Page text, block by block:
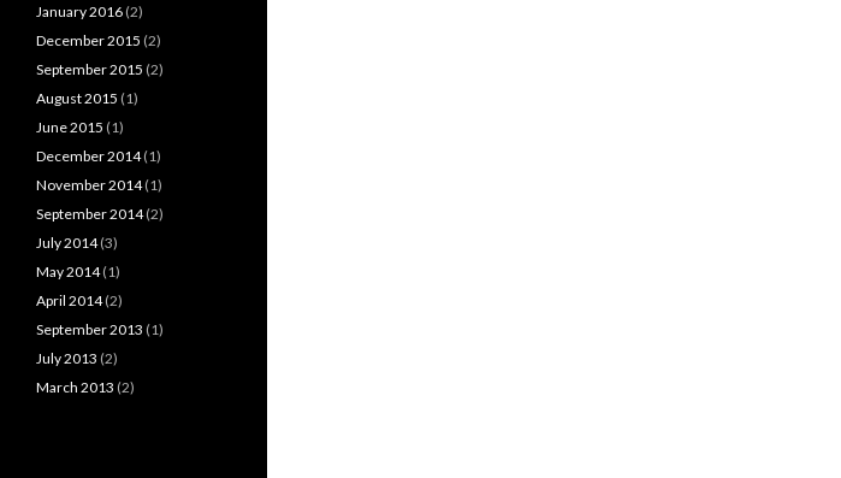
January 2016 (2)
December 2015 (2)
September 2015 (2)
August 2015 (1)
June 2015 (1)
December 2014(1)
November 2014(1)
September 2014(2)
July 2014(3)
May 2014(1)
April 2014(2)
September 2013 (1)
July 2013 (2)
March 2013 (2)